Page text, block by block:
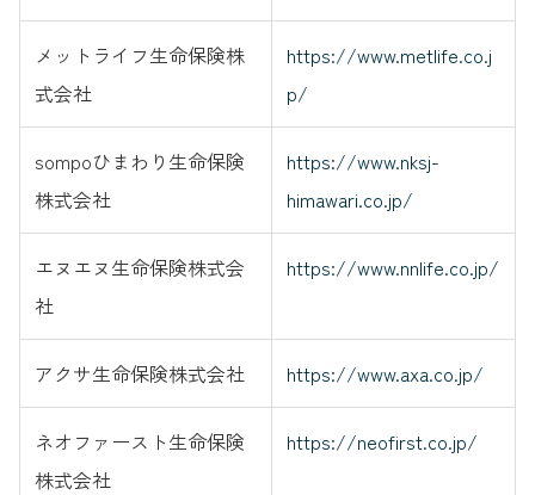
メットライフ生命保険株
式会社
https://www.metlife.co.j
p/
sompoひまわり生命保険
株式会社
https://www.nksj-
himawari.co.jp/
エヌエヌ生命保険株式会
社
https://www.nnlife.co.jp/
アクサ生命保険株式会社 https://www.axa.co.jp/
ネオファースト生命保険
株式会社
https://neofirst.co.jp/